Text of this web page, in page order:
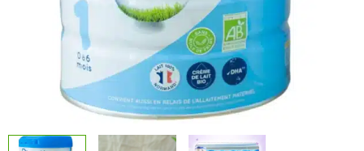
Tháng